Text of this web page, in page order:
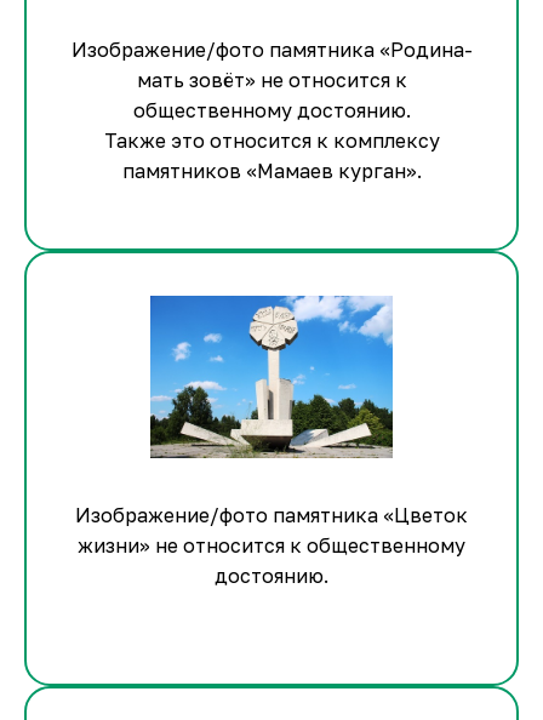
Изображение/фото памятника «Родина-
мать зовёт» не относится к
общественному достоянию.
Также это относится к комплексу
памятников «Мамаев курган».
Изображение/фото памятника «Цветок
жизни» не относится к общественному
достоянию.